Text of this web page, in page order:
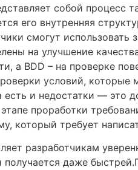
собой процесс
его внутренняя
смогут
на улучшение
а BDD – на проверке
условий, которые
и недостатки — это
проработки
который требует
разработчикам
получается даже